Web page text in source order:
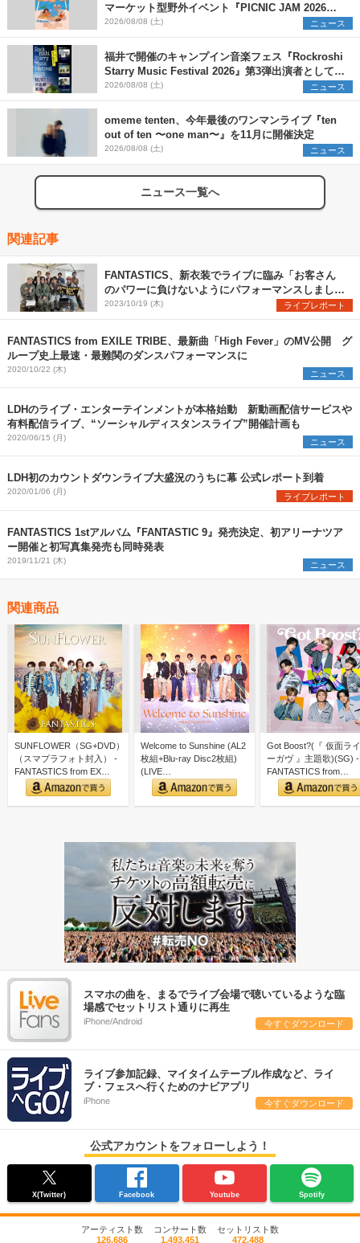
マーケット型野外イベント『PICNIC JAM 2026』
早割チケット発売開始
2026/08/08 (土) ニュース
福井で開催のキャンプイン音楽フェス『Rockroshi
Starry Music Festival 2026』第3弾出演者として
SCOOBIE DO、かりゆし58、Reiを発表
2026/08/08 (土) ニュース
omeme tenten、今年最後のワンマンライブ『ten
out of ten 〜one man〜』を11月に開催決定
2026/08/08 (土) ニュース
ニュース一覧へ
関連記事
FANTASTICS、新衣装でライブに臨み「お客さん
のパワーに負けないようにパフォーマンスしまし
た！」とコメント！〈イナズマロックフェス
2023〉
2023/10/19 (木) ライブレポート
FANTASTICS from EXILE TRIBE、最新曲「High Fever」のMV公開 グ
ループ史上最速・最難関のダンスパフォーマンスに
2020/10/22 (木) ニュース
LDHのライブ・エンターテインメントが本格始動 新動画配信サービスや
有料配信ライブ、“ソーシャルディスタンスライブ”開催計画も
2020/06/15 (月) ニュース
LDH初のカウントダウンライブ大盛況のうちに幕 公式レポート到着
2020/01/06 (月) ライブレポート
FANTASTICS 1stアルバム『FANTASTIC 9』発売決定、初アリーナツア
ー開催と初写真集発売も同時発表
2019/11/21 (木) ニュース
関連商品
SUNFLOWER（SG+DVD）
（スマプラフォト封入） -
FANTASTICS from EX…
Welcome to Sunshine (AL2
枚組+Blu-ray Disc2枚組)
(LIVE…
Got Boost?(『 仮面ラ
ーガヴ 』主題歌)(SG) -
FANTASTICS from…
スマホの曲を、まるでライブ会場で聴いているような臨
場感でセットリスト通りに再生
iPhone/Android 今すぐダウンロード
ライブ参加記録、マイタイムテーブル作成など、ライ
ブ・フェスへ行くためのナビアプリ
iPhone 今すぐダウンロード
公式アカウントをフォローしよう！
X(Twitter) Facebook Youtube Spotify
アーティスト数
126,686
コンサート数
1,493,451
セットリスト数
472,488